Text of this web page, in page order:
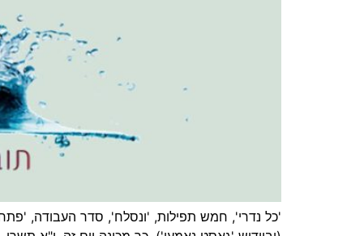
'כל נדרי', חמש תפילות, 'ונסלח', סדר העבודה, 'פתח